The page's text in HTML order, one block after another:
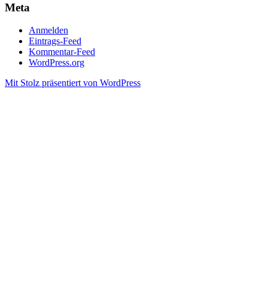
Meta
Anmelden
Eintrags-Feed
Kommentar-Feed
WordPress.org
Mit Stolz präsentiert von WordPress